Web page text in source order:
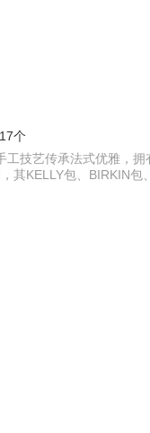
个
技艺传承法式优雅，
KELLY包、BIRKIN包